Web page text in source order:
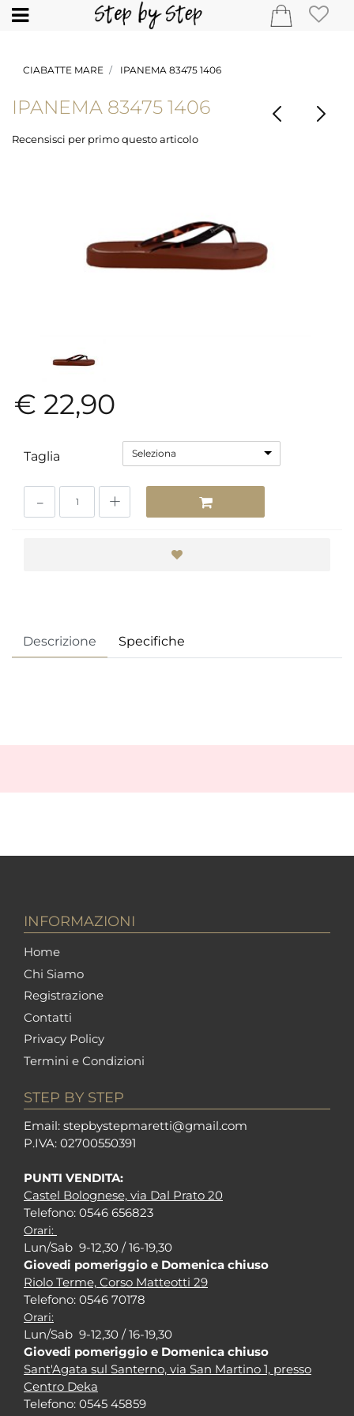
Open
CIABATTE MARE IPANEMA 83475 1406
IPANEMA 83475 1406
Recensisci per primo questo articolo
€ 22,90
Taglia Seleziona
Descrizione Specifiche
INFORMAZIONI
Home
Chi Siamo
Registrazione
Contatti
Privacy Policy
Termini e Condizioni
STEP BY STEP
Email: stepbystepmaretti@gmail.com
P.IVA: 02700550391
PUNTI VENDITA:
Castel Bolognese, via Dal Prato 20
Telefono: 0546 656823
Orari:
Lun/Sab 9-12,30 / 16-19,30
Giovedi pomeriggio e Domenica chiuso
Riolo Terme, Corso Matteotti 29
Telefono: 0546 70178
Orari:
Lun/Sab 9-12,30 / 16-19,30
Giovedi pomeriggio e Domenica chiuso
Sant'Agata sul Santerno, via San Martino 1, presso
Centro Deka
Telefono: 0545 45859